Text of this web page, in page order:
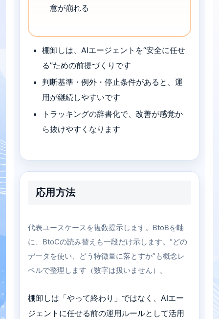
意が崩れる
棚卸しは、AIエージェントを“安全に任せ
る”ための前提づくりです
判断基準・例外・停止条件があると、運
用が継続しやすいです
トラッキングの辞書化で、改善が感覚か
ら抜けやすくなります
応用方法
代表ユースケースを複数提示します。BtoBを軸
に、BtoCの読み替えも一段だけ示します。“どの
データを使い、どう特徴量に落とすか”も概念レ
ベルで整理します（数字は扱いません）。
棚卸しは「やって終わり」ではなく、AIエー
ジェントに任せる前の運用ルールとして活用